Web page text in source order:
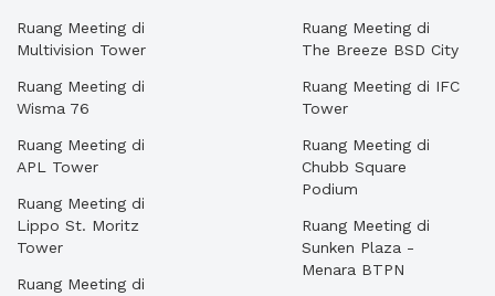
Ruang Meeting di
Multivision Tower
Ruang Meeting di
Wisma 76
Ruang Meeting di
APL Tower
Ruang Meeting di
Lippo St. Moritz
Tower
Ruang Meeting di
Ruang Meeting di
The Breeze BSD City
Ruang Meeting di IFC
Tower
Ruang Meeting di
Chubb Square
Podium
Ruang Meeting di
Sunken Plaza -
Menara BTPN